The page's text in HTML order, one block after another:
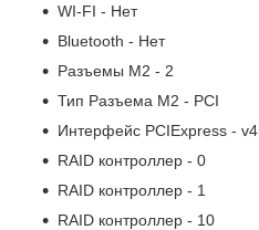
WI-FI - Нет
Bluetooth - Нет
Разъемы M2 - 2
Тип Разъема M2 - PCI
Интерфейс PCIExpress - v4
RAID контроллер - 0
RAID контроллер - 1
RAID контроллер - 10